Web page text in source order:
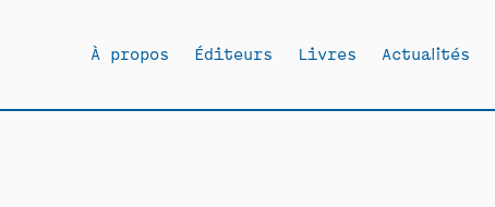
À propos Éditeurs Livres Actualités